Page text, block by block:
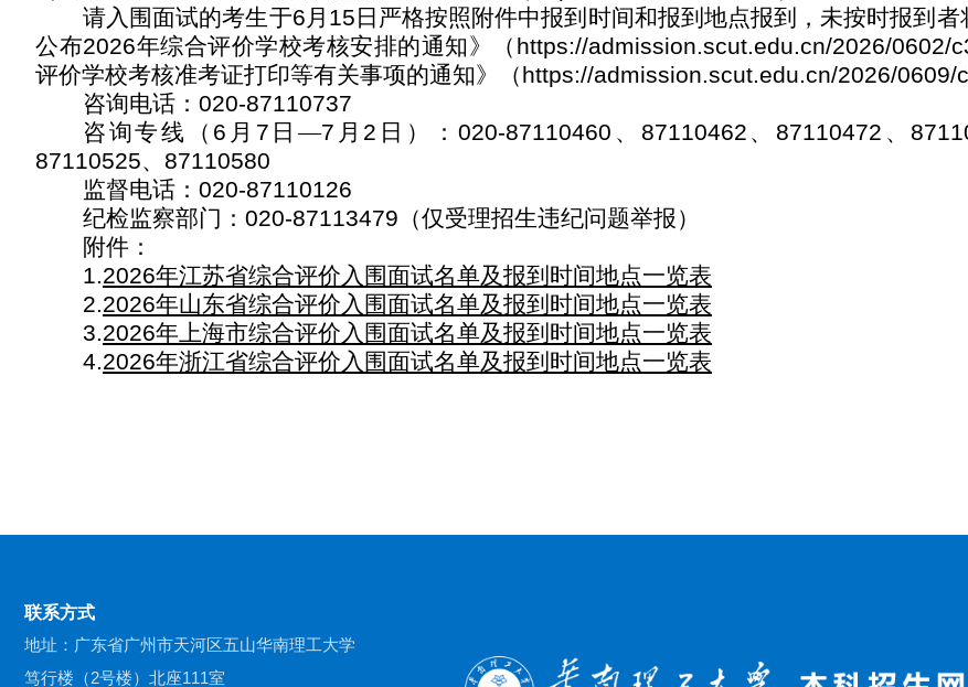
请入围面试的考生于6月 15 日严格按照附件中报到时间和报到地点报到，未按时报到
公布2026年综合评价学校考核安排的通知》（ https://admission.scut.edu.cn/2026/0602/
评价学校考核准考证打印等有关事项的通知》
（https://admission.scut.edu.cn/2026/0609/
咨询电话： 020-87110737
咨询专线（ 6 月 7 日—7 月 2 日）：020-87110460 、 87110462 、 87110472 、
87110525、 87110580
监督电话： 020-87110126
纪检监察部门： 020-87113479 （仅受理招生违纪问题举报）
附件：
1.2026年江苏省综合评价入围面试名单及报到时间地点一览表
2.2026年山东省综合评价入围面试名单及报到时间地点一览表
3.2026年上海市综合评价入围面试名单及报到时间地点一览表
4.2026年浙江省综合评价入围面试名单及报到时间地点一览表
联系方式
地址：广东省广州市天河区五山华南理工大学
笃行楼（2号楼）北座111室